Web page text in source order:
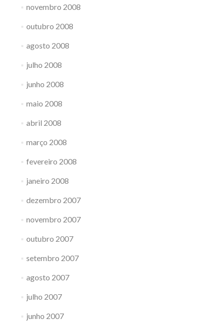
novembro 2008
outubro 2008
agosto 2008
julho 2008
junho 2008
maio 2008
abril 2008
março 2008
fevereiro 2008
janeiro 2008
dezembro 2007
novembro 2007
outubro 2007
setembro 2007
agosto 2007
julho 2007
junho 2007